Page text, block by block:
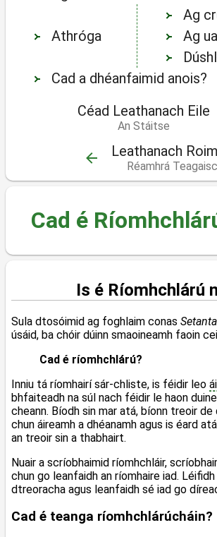
Athróga
Ag
Ag
Cad a dhéanfaimid anois?
Céad Leathanach Eile
An Stáitse
Leathanach
Réamhrá Teagaisc
Cad é
Is é Ríomhchlárú
Sula dtosóimid ag foghlaim conas Setanta
úsáid, ba chóir dúinn smaoineamh faoin
Cad é ríomhchlárú?
Inniu tá ríomhairí sár-chliste, is féidir leo
bhfaiteadh na súl nach féidir le haon
cheann. Bíodh sin mar atá, bíonn treoir
chun áireamh a dhéanamh agus is éard
an treoir sin a thabhairt.
Nuair a scríobhaimid ríomhchláir,
chun go leanfaidh an ríomhaire iad.
dtreoracha agus leanfaidh sé iad go
Cad é teanga ríomhchlárúcháin?